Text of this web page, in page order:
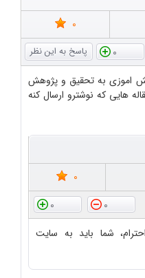
0
0
اموزی به تحقیق و پژوهش
هایی که نوشترو ارسال کنه
0
0
0
شما باید به سایت